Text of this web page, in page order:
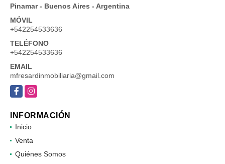
UBICACIÓN
Pinamar - Buenos Aires - Argentina
MÓVIL
+542254533636
TELÉFONO
+542254533636
EMAIL
mfresardinmobiliaria@gmail.com
INFORMACIÓN
Inicio
Venta